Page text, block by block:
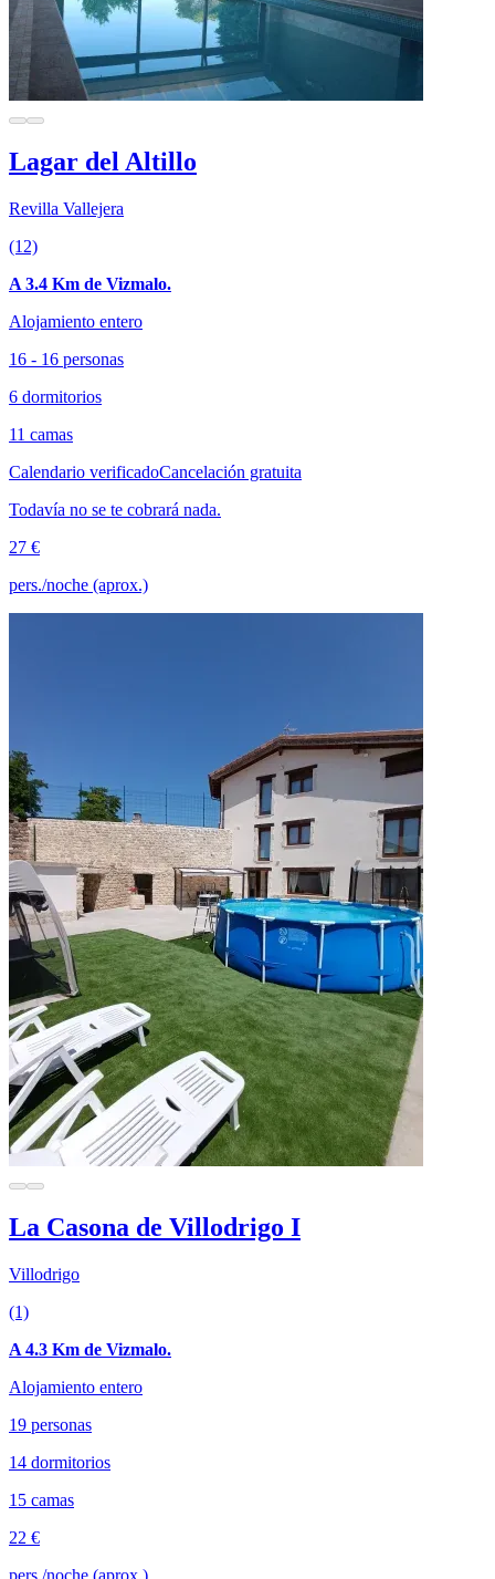
Lagar del Altillo
Revilla Vallejera
(12)
A 3.4 Km de Vizmalo.
Alojamiento entero
16 - 16 personas
6 dormitorios
11 camas
Calendario verificadoCancelación gratuita
Todavía no se te cobrará nada.
27 €
pers./noche (aprox.)
La Casona de Villodrigo I
Villodrigo
(1)
A 4.3 Km de Vizmalo.
Alojamiento entero
19 personas
14 dormitorios
15 camas
22 €
pers./noche (aprox.)